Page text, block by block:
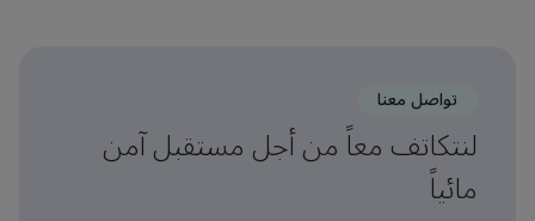
تواصل معنا
لنتكاتف معاً من أجل مستقبل آمن
مائياً